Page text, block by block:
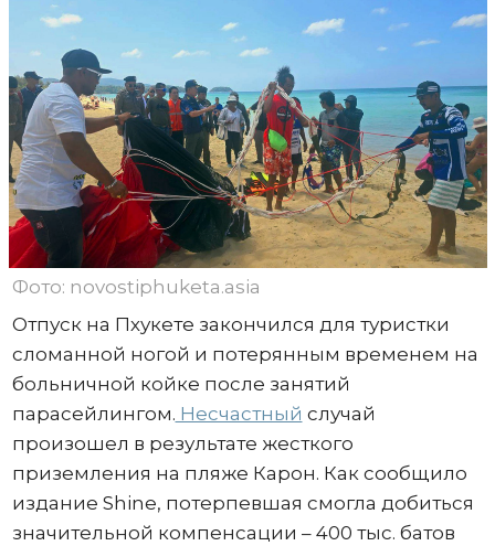
Фото: novostiphuketa.asia
Отпуск на Пхукете закончился для туристки
сломанной ногой и потерянным временем на
больничной койке после занятий
парасейлингом. Несчастный случай
произошел в результате жесткого
приземления на пляже Карон. Как сообщило
издание Shine, потерпевшая смогла добиться
значительной компенсации – 400 тыс. батов